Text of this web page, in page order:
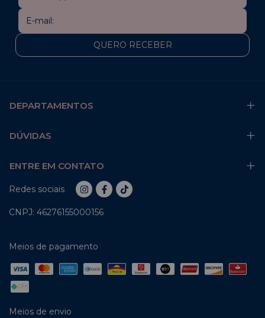
DEPARTAMENTOS
DÚVIDAS
ENTRE EM CONTATO
Redes sociais
CNPJ: 46276155000156
Meios de pagamento
Meios de envio